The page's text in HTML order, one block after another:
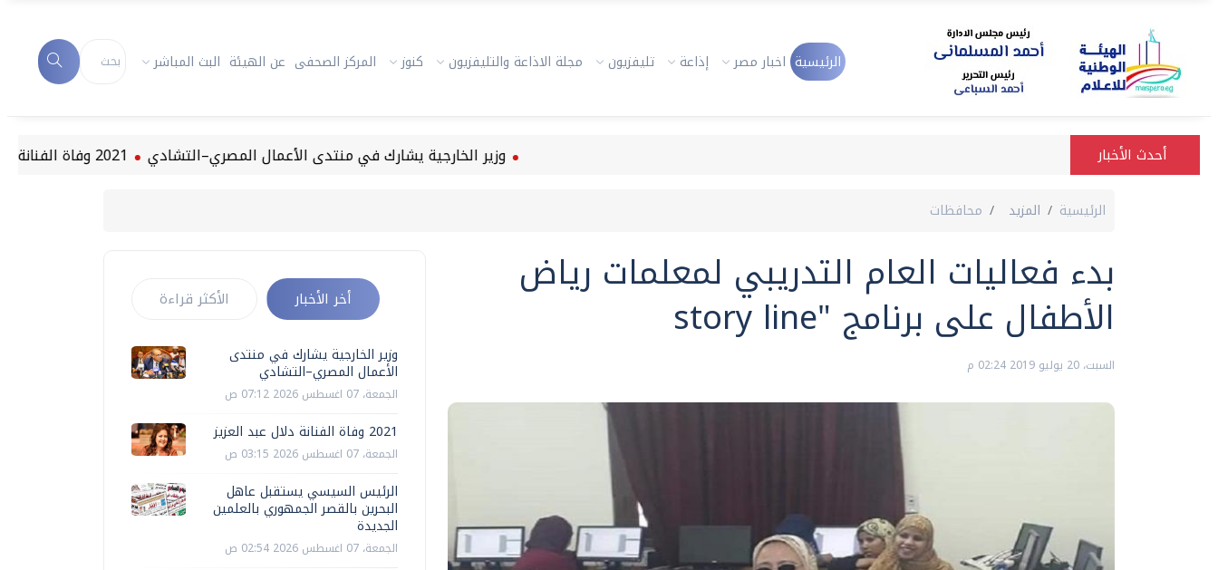
الرئيسية اخبار مصر إذاعة تليفزيون مجلة الاذاعة والتليفزيون كنوز المركز الصحفى عن الهيئة البث المباشر
أحدث الأخبار وزير الخارجية يشارك في منتدى الأعمال المصري–التشادي 2021 وفاة الفنانة دلال عبد العزيز
الرئيسية المزيد محافظات
بدء فعاليات العام التدريبي لمعلمات رياض
الأطفال على برنامج "story line
السبت، 20 يوليو 2019 02:24 م
أخر الأخبار الأكثر قراءة
وزير الخارجية يشارك في منتدى
الأعمال المصري–التشادي
الجمعة، 07 اغسطس 2026 07:12 ص
2021 وفاة الفنانة دلال عبد العزيز
الجمعة، 07 اغسطس 2026 03:15 ص
الرئيس السيسي يستقبل عاهل
البحرين بالقصر الجمهوري بالعلمين
الجديدة
الجمعة، 07 اغسطس 2026 02:54 ص